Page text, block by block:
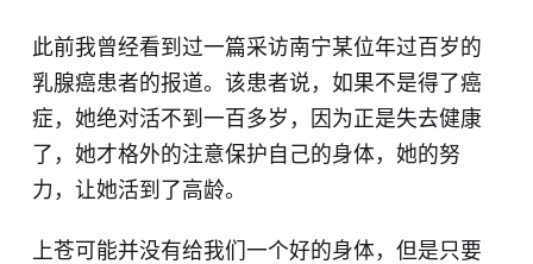
此前我曾经看到过一篇采访南宁某位年过百岁的
乳腺癌患者的报道。该患者说，如果不是得了癌
症，她绝对活不到一百多岁，因为正是失去健康
了，她才格外的注意保护自己的身体，她的努
力，让她活到了高龄。
上苍可能并没有给我们一个好的身体，但是只要